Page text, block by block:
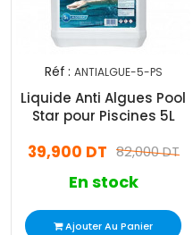
Réf : ANTIALGUE-5-PS
Liquide Anti Algues Pool
Star pour Piscines 5L
82,000 DT
39,900 DT
En stock
Ajouter Au Panier